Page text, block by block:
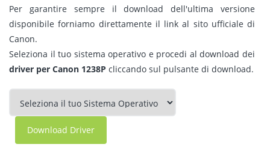
Per garantire sempre il download dell'ultima versione
disponibile forniamo direttamente il link al sito ufficiale di
Canon.
Seleziona il tuo sistema operativo e procedi al download dei
driver per Canon 1238P cliccando sul pulsante di download.
Download Driver